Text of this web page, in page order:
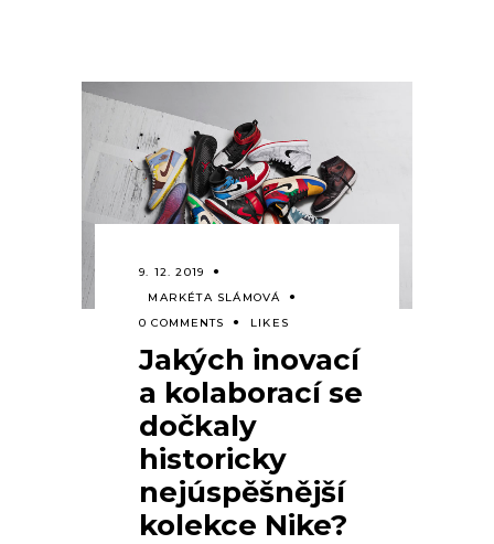
9. 12. 2019
MARKÉTA SLÁMOVÁ
0 COMMENTS
LIKES
Jakých inovací
a kolaborací se
dočkaly
historicky
nejúspěšnější
kolekce Nike?